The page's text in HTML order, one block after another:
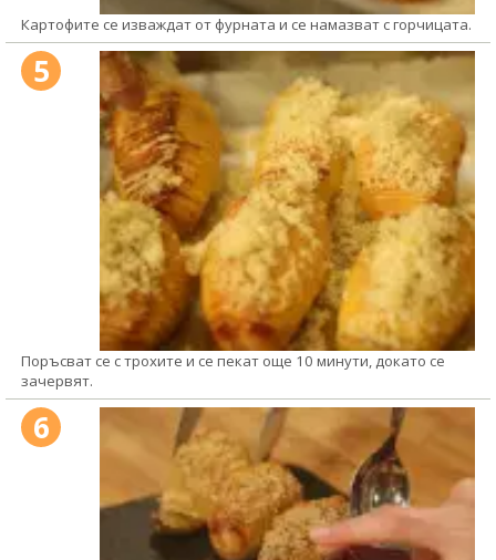
Картофите се изваждат от фурната и се намазват с горчицата.
5
Поръсват се с трохите и се пекат още 10 минути, докато се
зачервят.
6